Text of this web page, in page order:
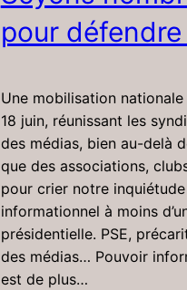
pour défendre
Une mobilisation nationale
18 juin, réunissant les
des médias, bien au-delà
que des associations,
pour crier notre
informationnel à moins
présidentielle. PSE,
des médias… Pouvoir
est de plus…